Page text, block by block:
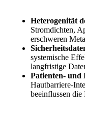
Heterogenität
Stromdichten,
erschweren
systemische
langfristige
Patienten‑‌
beeinflussen⁢